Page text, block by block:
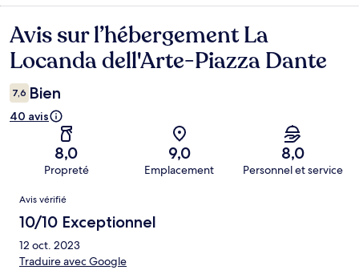
Avis
Avis sur l’hébergement La
Locanda dell'Arte-Piazza Dante
7,6 Bien
40 avis
8,0
Propreté
9,0
Emplacement
8,0
Personnel et service
Avis
Avis vérifié
10/10 Exceptionnel
12 oct. 2023
Traduire avec Google